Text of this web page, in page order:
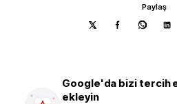
Paylaş
Google'da bizi tercih
ekleyin